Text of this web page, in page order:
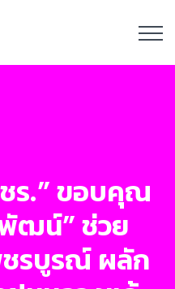
ร.” ขอบคุณ
ฒน์” ช่วย
ชรบูรณ์ ผลัก